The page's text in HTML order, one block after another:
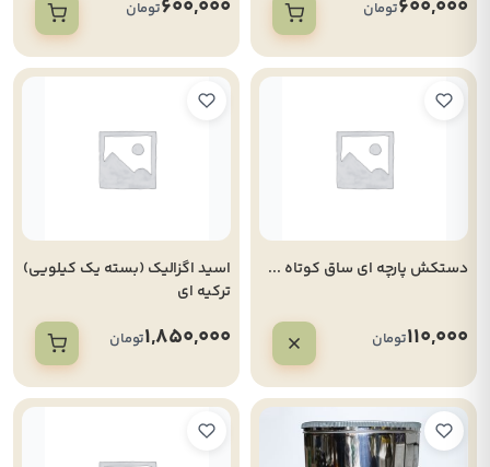
600,000تومان 600,000تومان
دستکش پارچه ای ساق کوتاه ...
110,000تومان
اسید اگزالیک (بسته یک کیلویی)
ترکیه ای
1,850,000تومان